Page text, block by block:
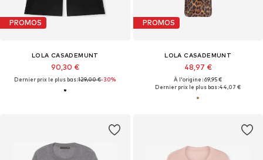
PROMOS
LOLA CASADEMUNT
90,30 €
Dernier prix le plus bas :129,00 €-30%
PROMOS
LOLA CASADEMUNT
48,97 €
À l'origine : 69,95 €
Dernier prix le plus bas :44,07 €